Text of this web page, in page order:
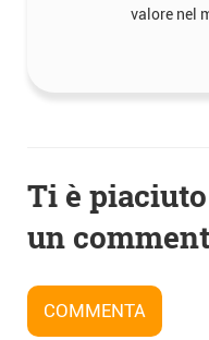
valore nel
articoli
Ti è
un
COMMENTA